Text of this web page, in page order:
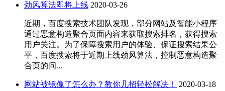
劲风算法即将上线 2020-03-26
近期，百度搜索技术团队发现，部分网站及智能小程序
通过恶意构造聚合页面内容来获取搜索排名，获得搜索
用户关注。为了保障搜索用户的体验、保证搜索结果公
平，百度搜索将于近期上线劲风算法，控制恶意构造聚
合页的问...
网站被镜像了怎么办？教你几招轻松解决！ 2020-03-18